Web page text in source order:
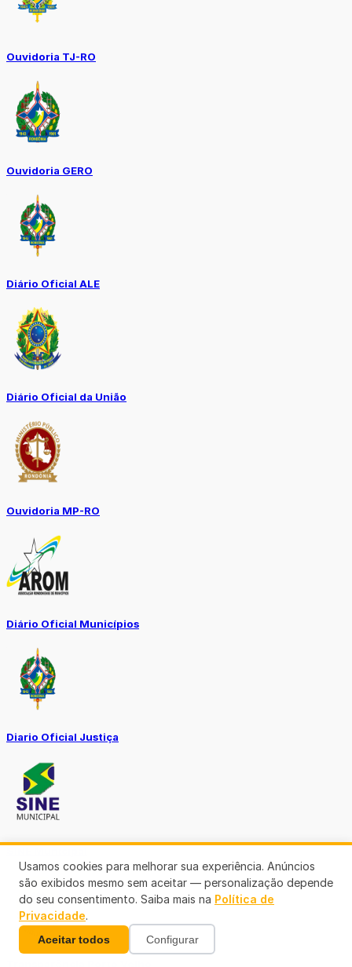
Ouvidoria TJ-RO
Ouvidoria GERO
Diário Oficial ALE
Diário Oficial da União
Ouvidoria MP-RO
Diário Oficial Municípios
Diario Oficial Justiça
Usamos cookies para melhorar sua experiência. Anúncios
são exibidos mesmo sem aceitar — personalização depende
do seu consentimento. Saiba mais na Política de
Privacidade.
Aceitar todos Configurar